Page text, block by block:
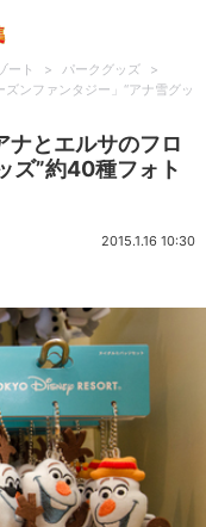
ート > パークグッズ
>
ンファンタジー」“アナ雪グッ
ナとエルサのフロ
ズ”約40種フォト
2015.1.16 10:30